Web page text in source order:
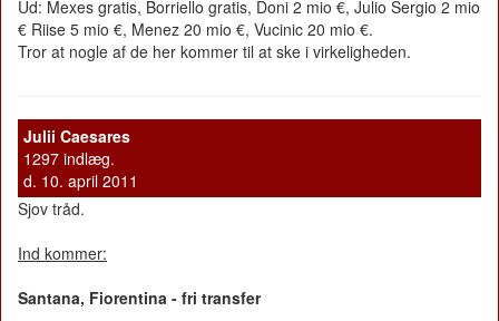
Ud: Mexes gratis, Borriello gratis, Doni 2 mio €, Julio Sergio 2 mio
€ Riise 5 mio €, Menez 20 mio €, Vucinic 20 mio €.
Tror at nogle af de her kommer til at ske i virkeligheden.
Julii Caesares
1297 indlæg.
d. 10. april 2011
Sjov tråd.
Ind kommer:
Santana, Fiorentina - fri transfer